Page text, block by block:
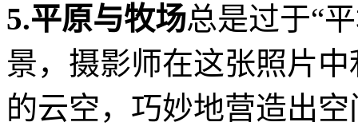
5.平原与牧场总是过于“
景，摄影师在这张照片
的云空，巧妙地营造出